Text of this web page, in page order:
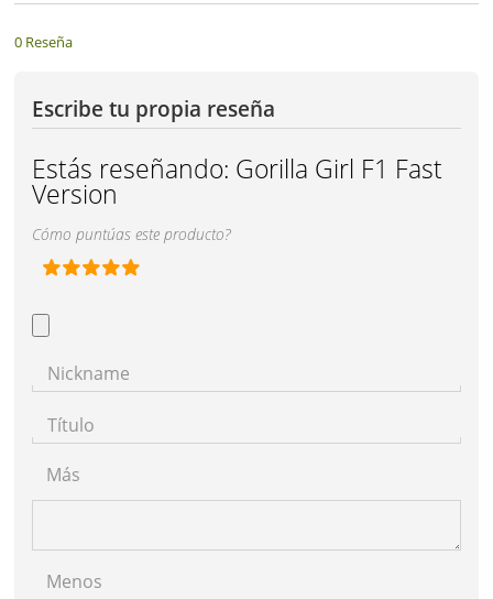
0 Reseña
Escribe tu propia reseña
Estás reseñando: Gorilla Girl F1 Fast
Version
Cómo puntúas este producto?
Nickname
Título
Más
Menos